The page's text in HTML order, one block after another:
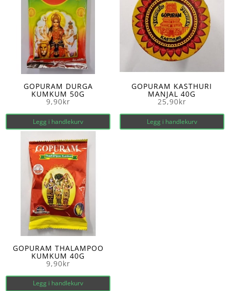
GOPURAM DURGA
KUMKUM 50G
9,90kr
Legg i handlekurv
GOPURAM KASTHURI
MANJAL 40G
25,90kr
Legg i handlekurv
GOPURAM THALAMPOO
KUMKUM 40G
9,90kr
Legg i handlekurv